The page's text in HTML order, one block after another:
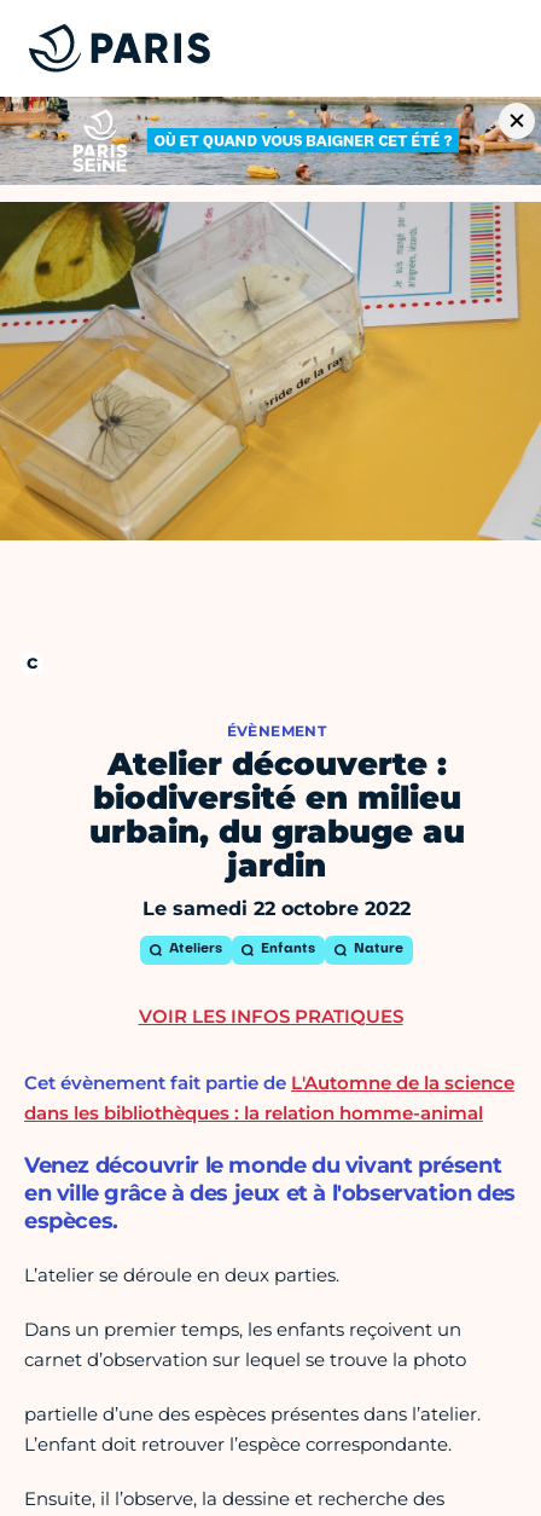
ÉVÈNEMENT
Atelier découverte :
biodiversité en milieu
urbain, du grabuge au
jardin
Le samedi 22 octobre 2022
Ateliers Enfants Nature
Cet évènement fait partie de L'Automne de la science
dans les bibliothèques : la relation homme-animal
Venez découvrir le monde du vivant présent
en ville grâce à des jeux et à l'observation des
espèces.
L’atelier se déroule en deux parties.
Dans un premier temps, les enfants reçoivent un
carnet d’observation sur lequel se trouve la photo
partielle d’une des espèces présentes dans l’atelier.
L’enfant doit retrouver l’espèce correspondante.
Ensuite, il l’observe, la dessine et recherche des
VOIR LES INFOS PRATIQUES